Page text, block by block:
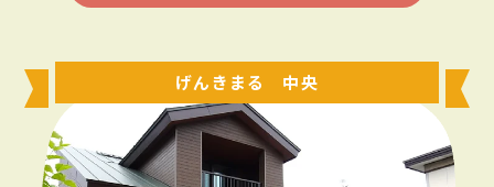
げんきまる 中央